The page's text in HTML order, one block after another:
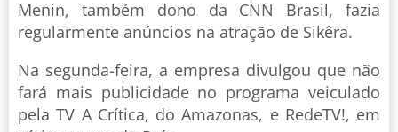
Menin, também dono da CNN Brasil, fazia
regularmente anúncios na atração de Sikêra.
Na segunda-feira, a empresa divulgou que não
fará mais publicidade no programa veiculado
pela TV A Crítica, do Amazonas, e RedeTV!, em